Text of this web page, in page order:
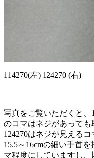
114270(左) 124270 (右)
写真をご覧いただくと、
のコマはネジがあって
124270はネジが見える
15.5～16cmの細い手首
マ程度にしていますし、